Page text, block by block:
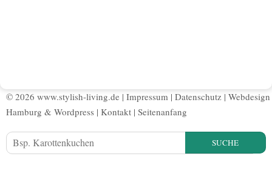
© 2026 www.stylish-living.de | Impressum | Datenschutz | Webdesign
Hamburg & Wordpress | Kontakt | Seitenanfang
SUCHE